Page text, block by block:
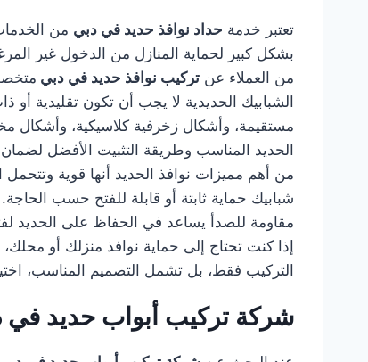
تعتبر خدمة حداد نوافذ حديد في دبي من
بشكل كبير لحماية المنازل من الدخول غير
من العملاء عن تركيب نوافذ حديد في دبي
الشبابيك الحديدية لا يجب أن تكون
مستقيمة، وأشكال زخرفية كلاسيكية،
الحديد المناسب وطريقة التثبيت الأفضل لضمان
من أهم مميزات نوافذ الحديد أنها قوية
شبابيك حماية ثابتة أو قابلة للفتح حسب
مقاومة للصدأ يساعد في الحفاظ على الحديد
إذا كنت تحتاج إلى حماية نوافذ منزلك أو محلك،
التركيب فقط، بل تشمل التصميم المناسب،
شركة تركيب أبواب حديد في